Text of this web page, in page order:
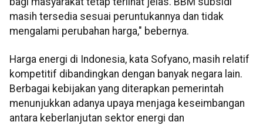
masih tersedia sesuai peruntukannya dan tidak
mengalami perubahan harga," bebernya.
Harga energi di Indonesia, kata Sofyano, masih relatif
kompetitif dibandingkan dengan banyak negara lain.
Berbagai kebijakan yang diterapkan pemerintah
menunjukkan adanya upaya menjaga keseimbangan
antara keberlanjutan sektor energi dan